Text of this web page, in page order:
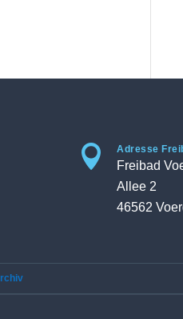
 Adresse
Freibad
Allee 2
46562